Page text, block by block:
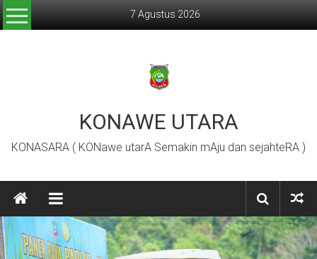
Lompat
ke
7 Agustus 2026
KONAWE UTARA
KONASARA ( KONawe utarA Semakin mAju dan sejahteRA )